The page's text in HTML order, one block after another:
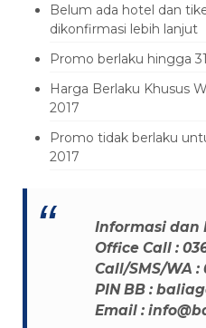
Belum ada hotel dan
dikonfirmasi lebih lanjut
Promo berlaku hingga
Harga Berlaku Khusus
2017
Promo tidak berlaku
2017
Informasi dan
Office Call :
Call/SMS/WA :
PIN BB :
Email :